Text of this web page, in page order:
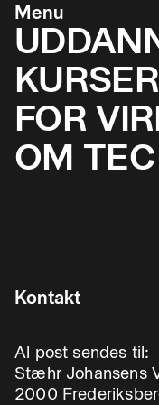
Menu
KURSER
FOR
OM TEC
Kontakt
Al post sendes til:
Stæhr Johansens
2000